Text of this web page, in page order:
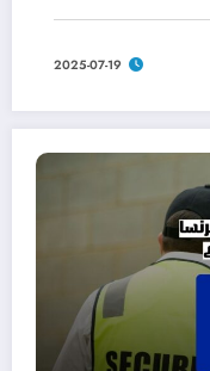
2025-07-19